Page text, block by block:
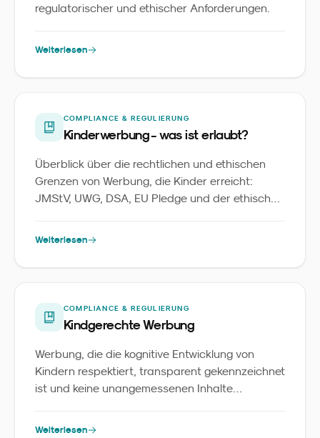
regulatorischer und ethischer Anforderungen.
Weiterlesen
COMPLIANCE & REGULIERUNG
Kinderwerbung - was ist erlaubt?
Überblick über die rechtlichen und ethischen
Grenzen von Werbung, die Kinder erreicht:
JMStV, UWG, DSA, EU Pledge und der ethische
Weiterlesen
COMPLIANCE & REGULIERUNG
Kindgerechte Werbung
Werbung, die die kognitive Entwicklung von
Kindern respektiert, transparent gekennzeichnet
ist und keine unangemessenen Inhalte
Weiterlesen